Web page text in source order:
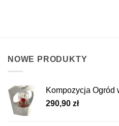
NOWE PRODUKTY
Kompozycja Ogród
290,90 zł